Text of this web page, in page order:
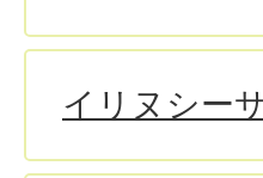
イリヌシー